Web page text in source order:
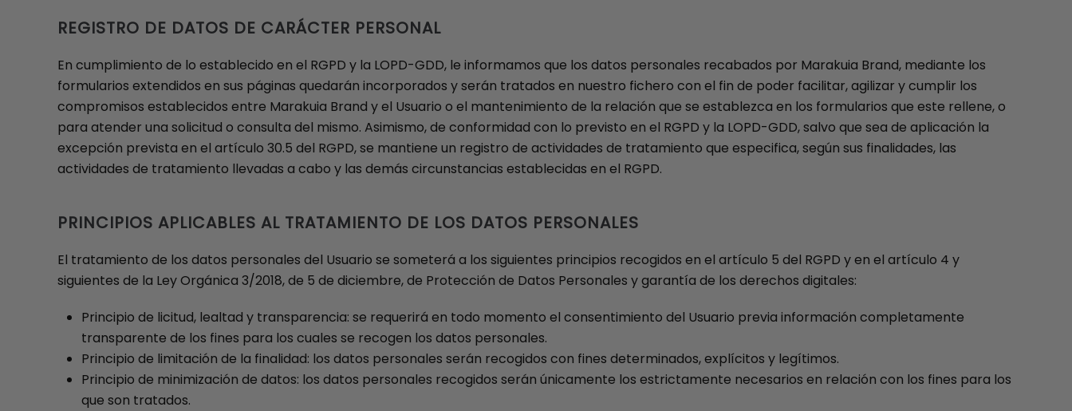
REGISTRO DE DATOS DE CARÁCTER PERSONAL
En cumplimiento de lo establecido en el RGPD y la LOPD-GDD, le informamos que los datos personales recabados por Marakuia Brand, mediante los
formularios extendidos en sus páginas quedarán incorporados y serán tratados en nuestro fichero con el fin de poder facilitar, agilizar y cumplir los
compromisos establecidos entre Marakuia Brand y el Usuario o el mantenimiento de la relación que se establezca en los formularios que este rellene, o
para atender una solicitud o consulta del mismo. Asimismo, de conformidad con lo previsto en el RGPD y la LOPD-GDD, salvo que sea de aplicación la
excepción prevista en el artículo 30.5 del RGPD, se mantiene un registro de actividades de tratamiento que especifica, según sus finalidades, las
actividades de tratamiento llevadas a cabo y las demás circunstancias establecidas en el RGPD.
PRINCIPIOS APLICABLES AL TRATAMIENTO DE LOS DATOS PERSONALES
El tratamiento de los datos personales del Usuario se someterá a los siguientes principios recogidos en el artículo 5 del RGPD y en el artículo 4 y
siguientes de la Ley Orgánica 3/2018, de 5 de diciembre, de Protección de Datos Personales y garantía de los derechos digitales:
Principio de licitud, lealtad y transparencia: se requerirá en todo momento el consentimiento del Usuario previa información completamente
transparente de los fines para los cuales se recogen los datos personales.
Principio de limitación de la finalidad: los datos personales serán recogidos con fines determinados, explícitos y legítimos.
Principio de minimización de datos: los datos personales recogidos serán únicamente los estrictamente necesarios en relación con los fines para los
que son tratados.